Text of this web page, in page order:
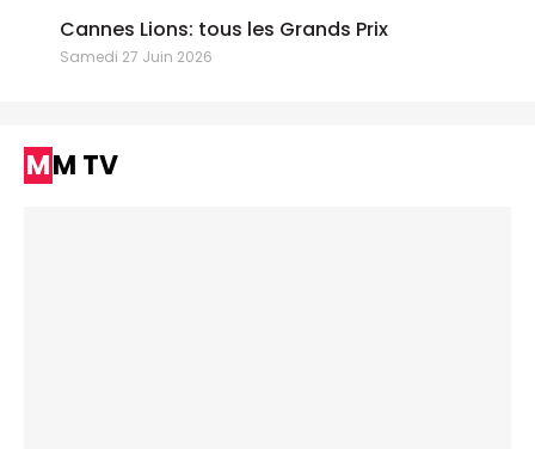
Cannes Lions: tous les Grands Prix
Samedi 27 Juin 2026
MM TV